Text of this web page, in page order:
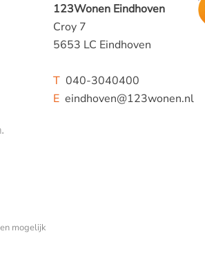
op
is
123Wonen Eindhoven
Croy 7
5653 LC Eindhoven
T040-3040400
Eeindhoven@123wonen.nl
mogelijk